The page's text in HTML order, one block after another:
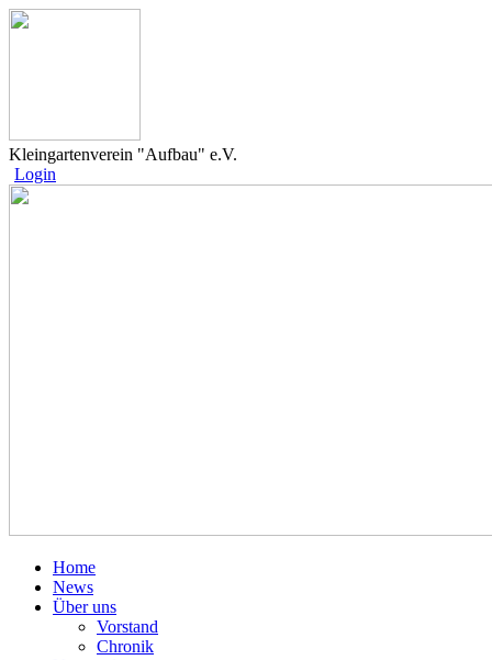
Kleingartenverein "Aufbau" e.V.
Login
Home
News
Über uns
Vorstand
Chronik